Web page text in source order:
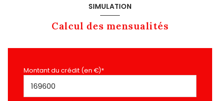
SIMULATION
Calcul des mensualités
Montant du crédit (en €)*